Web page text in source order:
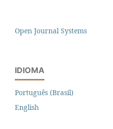
Open Journal Systems
IDIOMA
Português (Brasil)
English